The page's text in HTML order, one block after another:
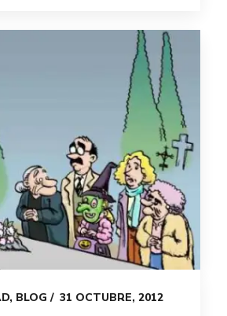
, BLOG 31 OCTUBRE, 2012